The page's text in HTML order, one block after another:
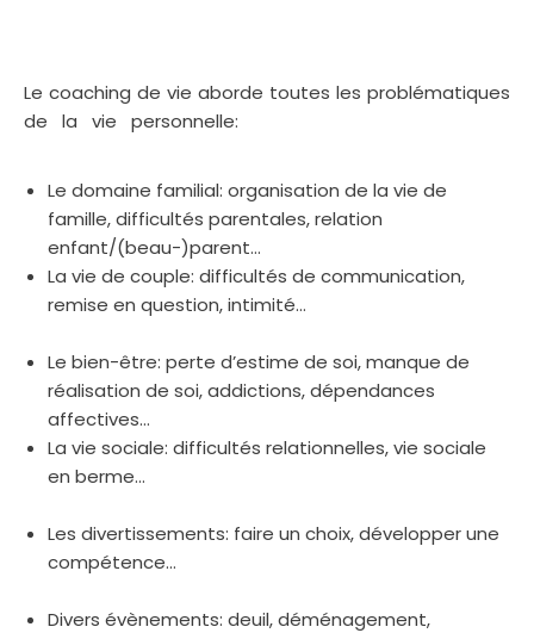
Le coaching de vie aborde toutes les problématiques
de la vie personnelle:
Le domaine familial: organisation de la vie de
famille, difficultés parentales, relation
enfant/(beau-)parent…
La vie de couple: difficultés de communication,
remise en question, intimité…
Le bien-être: perte d’estime de soi, manque de
réalisation de soi, addictions, dépendances
affectives…
La vie sociale: difficultés relationnelles, vie sociale
en berme…
Les divertissements: faire un choix, développer une
compétence…
Divers évènements: deuil, déménagement,